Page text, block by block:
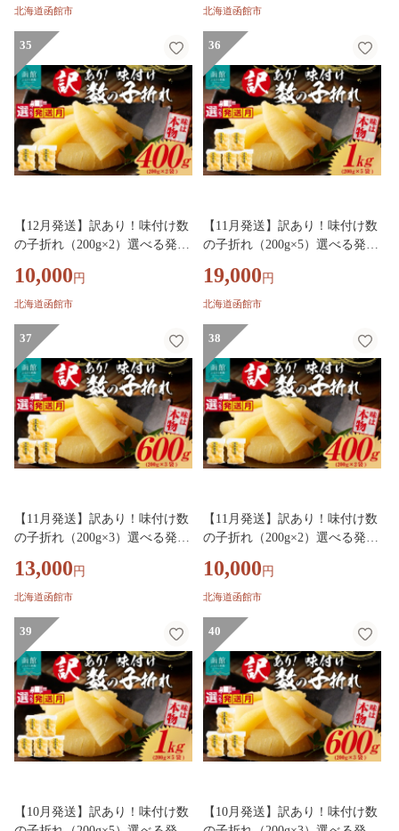
ング 数の子 魚卵 ごはんのお供
品 冷凍 グルメ お取り寄せ お取
り寄せグルメ 北海道 函館市 送
料無料_HD109-020-12
北海道函館市
ング 数の子 魚卵 ごはんのお供
品 冷凍 グルメ お取り寄せ お取
り寄せグルメ 北海道 函館市 送
料無料_HD109-022-12
北海道函館市
35
【12月発送】訳あり！味付け数
の子折れ（200g×2）選べる発送
歯ごたえ 抜群 おつまみ トッピ
ング 数の子 魚卵 ごはんのお供
品 冷凍 グルメ お取り寄せ お取
り寄せグルメ 北海道 函館市 送
料無料_HD109-021-12
10,000 円
北海道函館市
36
【11月発送】訳あり！味付け数
の子折れ（200g×5）選べる発送
歯ごたえ 抜群 おつまみ トッピ
ング 数の子 魚卵 ごはんのお供
品 冷凍 グルメ お取り寄せ お取
り寄せグルメ 北海道 函館市 送
料無料_HD109-020-11
19,000 円
北海道函館市
37
【11月発送】訳あり！味付け数
の子折れ（200g×3）選べる発送
歯ごたえ 抜群 おつまみ トッピ
ング 数の子 魚卵 ごはんのお供
品 冷凍 グルメ お取り寄せ お取
り寄せグルメ 北海道 函館市 送
料無料_HD109-022-11
13,000 円
北海道函館市
38
【11月発送】訳あり！味付け数
の子折れ（200g×2）選べる発送
歯ごたえ 抜群 おつまみ トッピ
ング 数の子 魚卵 ごはんのお供
品 冷凍 グルメ お取り寄せ お取
り寄せグルメ 北海道 函館市 送
料無料_HD109-021-11
10,000 円
北海道函館市
39
【10月発送】訳あり！味付け数
40
【10月発送】訳あり！味付け数